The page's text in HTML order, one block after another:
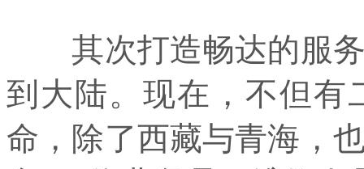
其次打造畅达的服务
到大陆。现在，不但有
命，除了西藏与青海，